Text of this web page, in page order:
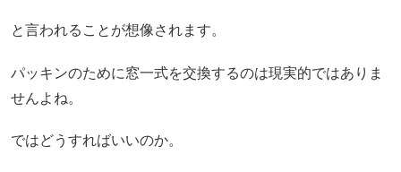
と言われることが想像されます。
パッキンのために窓一式を交換するのは現実的ではありま
せんよね。
ではどうすればいいのか。